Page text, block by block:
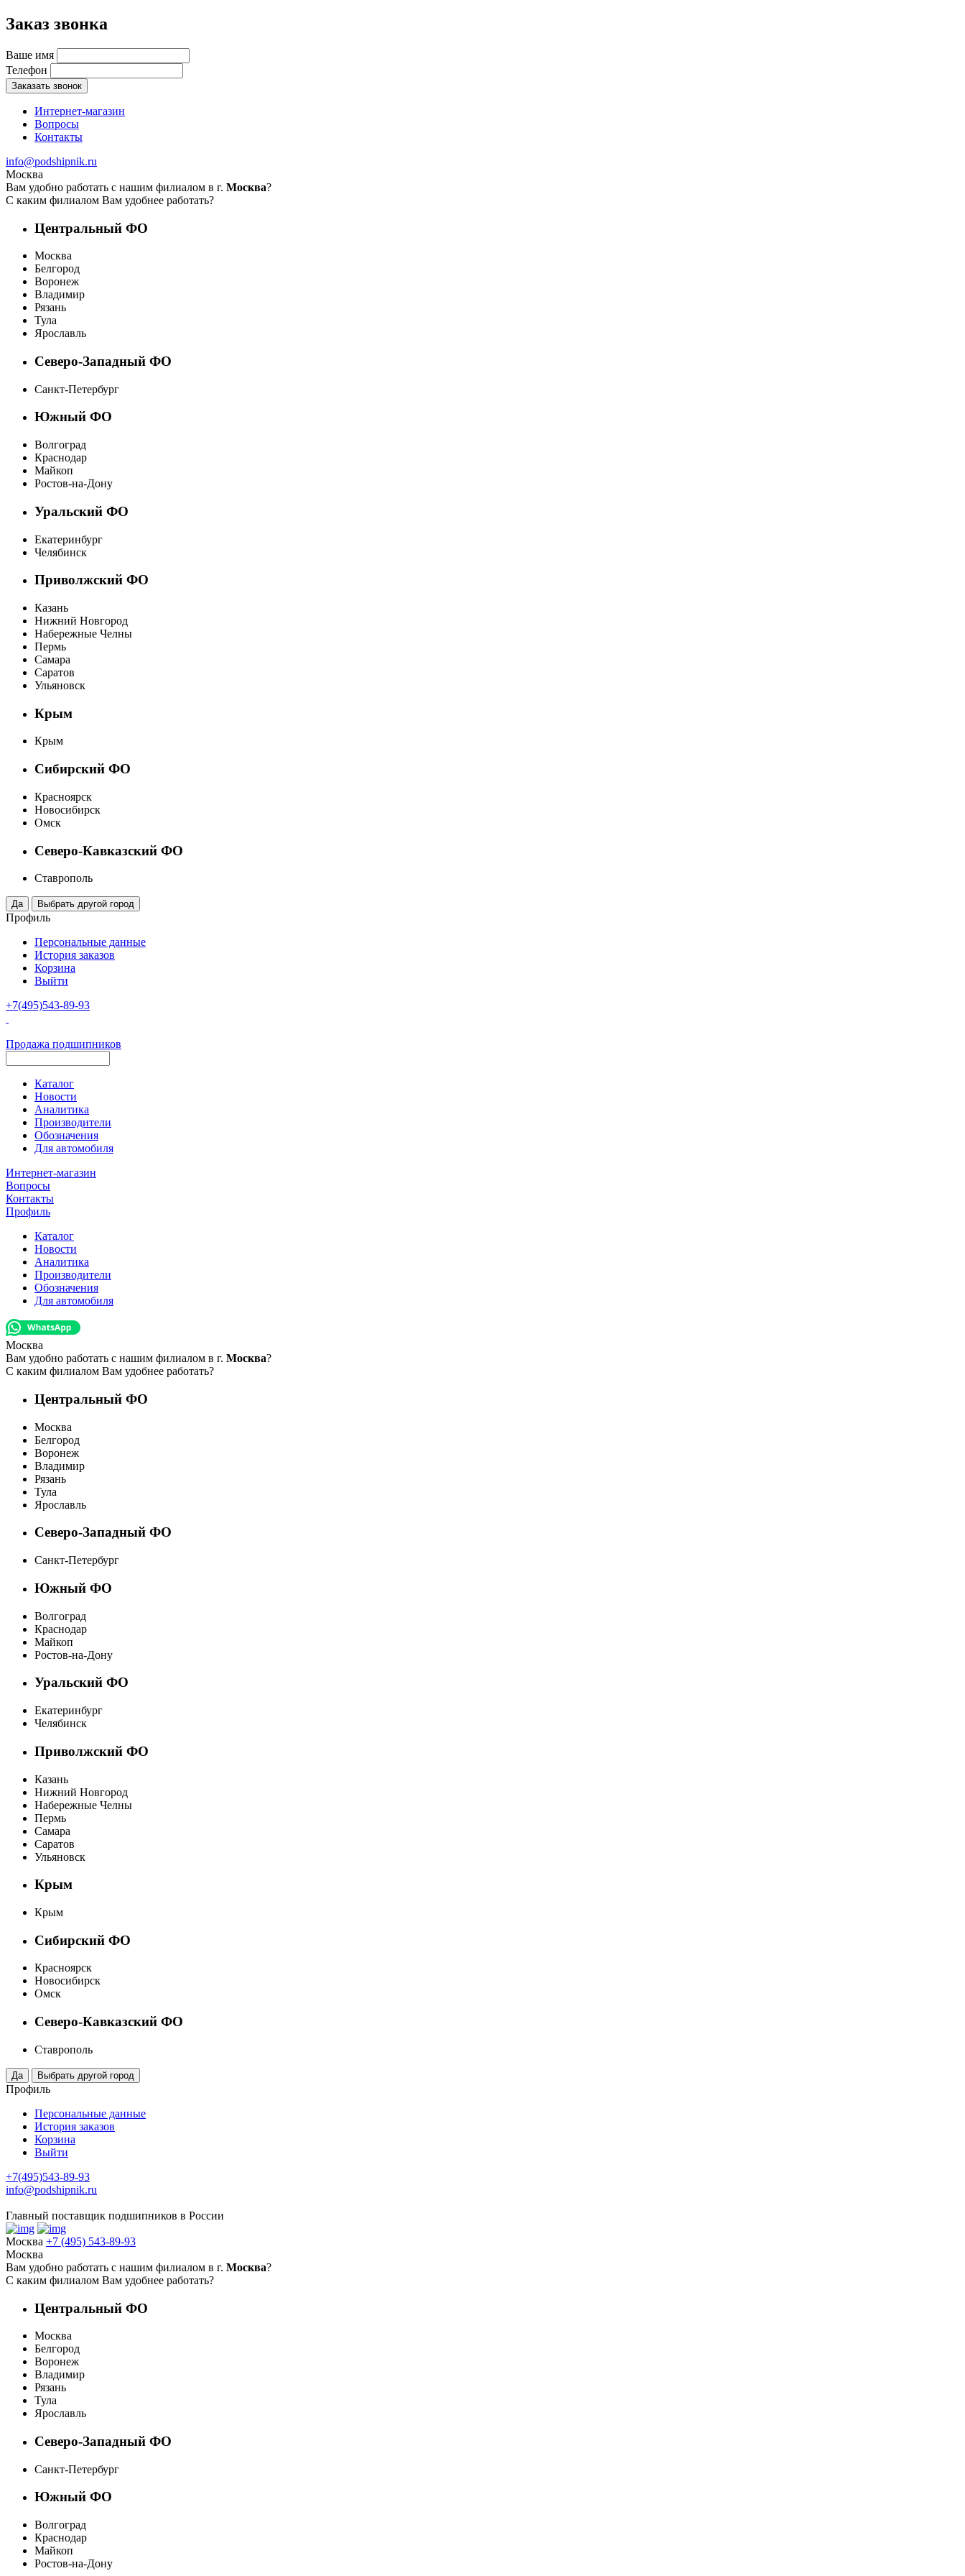
Заказ звонка
Ваше имя
Телефон
Заказать звонок
Интернет-магазин
Вопросы
Контакты
info@podshipnik.ru
Москва
Вам удобно работать с нашим филиалом в г. Москва?
С каким филиалом Вам удобнее работать?
Центральный ФО
Москва
Белгород
Воронеж
Владимир
Рязань
Тула
Ярославль
Северо-Западный ФО
Санкт-Петербург
Южный ФО
Волгоград
Краснодар
Майкоп
Ростов-на-Дону
Уральский ФО
Екатеринбург
Челябинск
Приволжский ФО
Казань
Нижний Новгород
Набережные Челны
Пермь
Самара
Саратов
Ульяновск
Крым
Крым
Сибирский ФО
Красноярск
Новосибирск
Омск
Северо-Кавказский ФО
Ставрополь
Профиль
Персональные данные
История заказов
Корзина
Выйти
+7(495)543-89-93
Продажа подшипников
Каталог
Новости
Аналитика
Производители
Обозначения
Для автомобиля
Интернет-магазин
Вопросы
Контакты
Профиль
Каталог
Новости
Аналитика
Производители
Обозначения
Для автомобиля
Москва
Вам удобно работать с нашим филиалом в г. Москва?
С каким филиалом Вам удобнее работать?
Центральный ФО
Москва
Белгород
Воронеж
Владимир
Рязань
Тула
Ярославль
Северо-Западный ФО
Санкт-Петербург
Южный ФО
Волгоград
Краснодар
Майкоп
Ростов-на-Дону
Уральский ФО
Екатеринбург
Челябинск
Приволжский ФО
Казань
Нижний Новгород
Набережные Челны
Пермь
Самара
Саратов
Ульяновск
Крым
Крым
Сибирский ФО
Красноярск
Новосибирск
Омск
Северо-Кавказский ФО
Ставрополь
Профиль
Персональные данные
История заказов
Корзина
Выйти
+7(495)543-89-93
info@podshipnik.ru
Главный поставщик подшипников в России
Москва +7 (495) 543-89-93
Москва
Вам удобно работать с нашим филиалом в г. Москва?
С каким филиалом Вам удобнее работать?
Центральный ФО
Москва
Белгород
Воронеж
Владимир
Рязань
Тула
Ярославль
Северо-Западный ФО
Санкт-Петербург
Южный ФО
Волгоград
Краснодар
Майкоп
Ростов-на-Дону